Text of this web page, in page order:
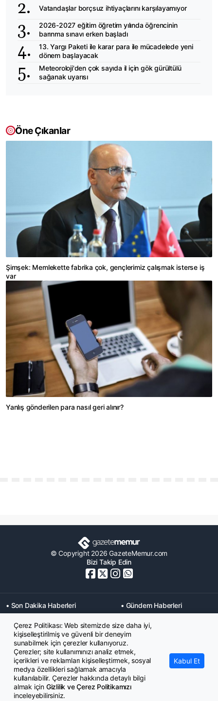
Vatandaşlar borçsuz ihtiyaçlarını karşılayamıyor
2026-2027 eğitim öğretim yılında öğrencinin
barınma sınavı erken başladı
13. Yargı Paketi ile karar para ile mücadelede yeni
dönem başlayacak
Meteoroloji'den çok sayıda il için gök gürültülü
sağanak uyarısı
Öne Çıkanlar
Şimşek: Memlekette fabrika çok, gençlerimiz çalışmak isterse iş
var
Yanlış gönderilen para nasıl geri alınır?
© Copyright 2026 GazeteMemur.com
Bizi Takip Edin
• Son Dakika Haberleri
• Gündem Haberleri
• Memurlar Haberleri
• KPSS Haberleri
• Ekonomi Haberleri
• Eğitim Haberleri
• Yaşam Haberleri
• Maaş Verileri Haberleri
• Mahkeme Kararları
Haberleri
Çerez Politikası: Web sitemizde size daha iyi,
kişiselleştirilmiş ve güvenli bir deneyim
sunabilmek için çerezler kullanıyoruz.
Çerezler; site kullanımınızı analiz etmek,
içerikleri ve reklamları kişiselleştirmek, sosyal
medya özellikleri sağlamak amacıyla
kullanılabilir. Çerezler hakkında detaylı bilgi
almak için Gizlilik ve Çerez Politikamızı
inceleyebilirsiniz.
Kabul Et